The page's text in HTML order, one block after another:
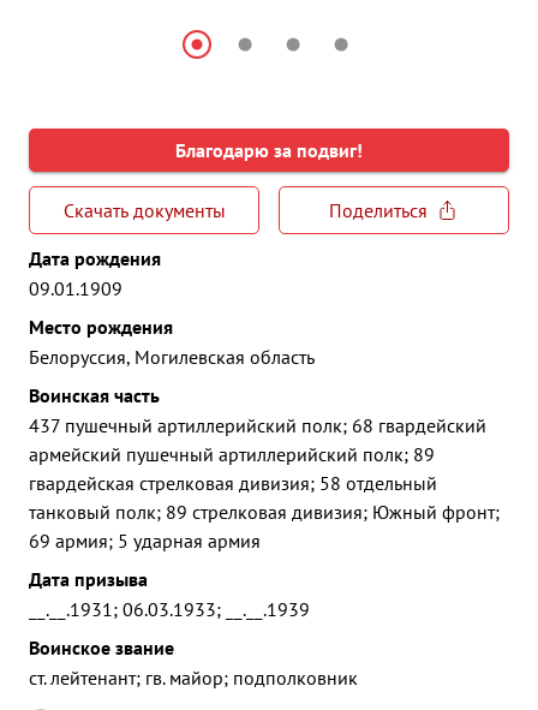
Благодарю за подвиг!
Скачать документы
Поделиться
Дата рождения
09.01.1909
Место рождения
Белоруссия, Могилевская область
Воинская часть
437 пушечный артиллерийский полк; 68 гвардейский
армейский пушечный артиллерийский полк; 89
гвардейская стрелковая дивизия; 58 отдельный
танковый полк; 89 стрелковая дивизия; Южный фронт;
69 армия; 5 ударная армия
Дата призыва
__.__.1931; 06.03.1933; __.__.1939
Воинское звание
ст. лейтенант; гв. майор; подполковник